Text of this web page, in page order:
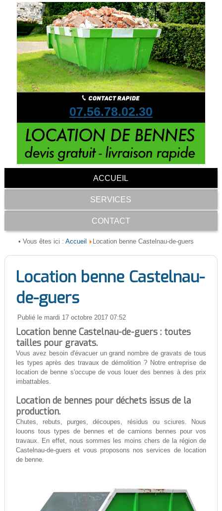
07.56.78.02.30
ACCUEIL
SERVICES
CONTACT
• Vous êtes ici : Accueil Location benne Castelnau-de-guers
Location benne Castelnau-
de-guers
Publié le mardi 17 octobre 2017 07:52
Location benne Castelnau-de-guers : toutes
tailles pour gravats.
Vous avez besoin d'évacuer un grand nombre de gravats de tous
les types après des travaux de démolition ? Notre entreprise de
location de benne s'occupe de vous louer des bennes à des prix
imbattables.
Location de bennes pour déchets issus de la
production.
Chutes, rebuts, purges, découpes, résidus ou sciures. Nous
louons tous types de bennes et de camions bennes pour vos
travaux. En effet, nous sommes les moins chers de la région de
Castelnau-de-guers et vous proposons nos services de location
de benne.